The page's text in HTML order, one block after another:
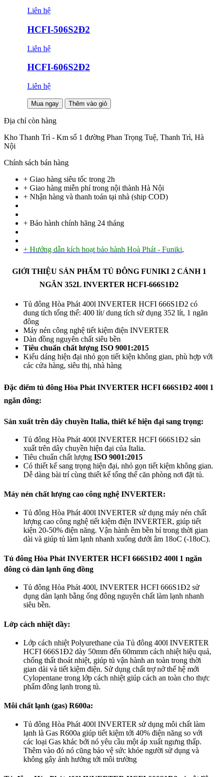
Liên hệ
HCFI-506S2Đ2
Liên hệ
HCFI-606S2Đ2
Liên hệ
Mua ngay Thêm vào giỏ
Địa chỉ còn hàng
Kho Thanh Trì - Km số 1 đường Phan Trọng Tuệ, Thanh Trì, Hà
Nội
Chính sách bán hàng
+ Giao hàng siêu tốc trong 2h
+ Giao hàng miễn phí trong nội thành Hà Nội
+ Nhận hàng và thanh toán tại nhà (ship COD)
+ Bảo hành chính hãng 24 tháng
+ Hướng dẫn kích hoạt bảo hành Hoà Phát - Funiki,
GIỚI THIỆU SẢN PHẨM TỦ ĐÔNG FUNIKI 2 CÁNH 1
NGĂN 352L INVERTER HCFI-666S1Đ2
Tủ đông Hòa Phát 400l INVERTER HCFI 666S1Đ2 có
dung tích tổng thể: 400 lít/ dung tích sử dụng 352 lít, 1 ngăn
đông
Máy nén công nghệ tiết kiệm điện INVERTER
Dàn đồng nguyên chất siêu bền
Tiêu chuẩn chất lượng ISO 9001:2015
Kiểu dáng hiện đại nhỏ gọn tiết kiện không gian, phù hợp với
các cửa hàng, siêu thị, nhà hàng
Đặc điểm tủ đông Hòa Phát INVERTER HCFI 666S1Đ2 400l 1
ngăn đông:
Sản xuất trên dây chuyền Italia, thiết kế hiện đại sang trọng:
Tủ đông Hòa Phát 400l INVERTER HCFI 666S1Đ2 sản
xuất trên dây chuyền hiện đại của Italia.
Tiêu chuẩn chất lượng ISO 9001:2015
Có thiết kế sang trọng hiện đại, nhỏ gọn tiết kiệm không gian.
Dễ dàng bài trí cùng thiết kế tổng thể căn phòng nơi đặt tủ.
Máy nén chất lượng cao công nghệ INVERTER:
Tủ đông Hòa Phát 400l INVERTER sử dụng máy nén chất
lượng cao công nghệ tiết kiệm điện INVERTER, giúp tiết
kiện 20-50% điện năng. Vận hành êm bền bỉ trong thời gian
dài và giúp tủ làm lạnh nhanh xuống dưới âm 18oC (-18oC).
Tủ đông Hòa Phát INVERTER HCFI 666S1Đ2 400l 1 ngăn
đông có dàn lạnh ống đồng
Tủ đông Hòa Phát 400l, INVERTER HCFI 666S1Đ2 sử
dụng dàn lạnh bằng ống đông nguyên chất làm lạnh nhanh
siêu bền.
Lớp cách nhiệt dầy:
Lớp cách nhiệt Polyurethane của Tủ đông 400l INVERTER
HCFI 666S1Đ2 dày 50mm đến 60mmm cách nhiệt hiệu quả,
chống thất thoát nhiệt, giúp tủ vận hành an toàn trong thời
gian dài và tiết kiệm điện. Sử dụng chất trợ nở thế hệ mới
Cylopentane trong lớp cách nhiệt giúp cách an toàn cho thực
phẩm đông lạnh trong tủ.
Môi chất lạnh (gas) R600a:
Tủ đông Hòa Phát 400l INVERTER sử dụng môi chất làm
lạnh là Gas R600a giúp tiết kiệm tới 40% điện năng so với
các loại Gas khác bởi nó yêu cầu một áp xuất ngưng thấp.
Thêm vào đó nó cũng bảo vệ sức khỏe người sử dụng và
không gây ảnh hưởng tới môi trường